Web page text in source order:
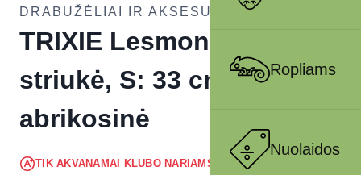
Ropliams
Nuolaidos
DRABUŽĖLIAI IR AKSESUARAI ŠUNIMS
TRIXIE Lesmont žieminė
striukė, S: 33 cm,
abrikosinė
TIK AKVANAMAI KLUBO NARIAMS 31.34